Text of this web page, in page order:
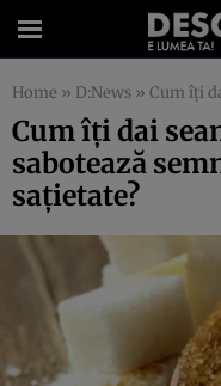
Home » D:News » Cum îți dai
Cum îți dai
sabotează
sațietate?